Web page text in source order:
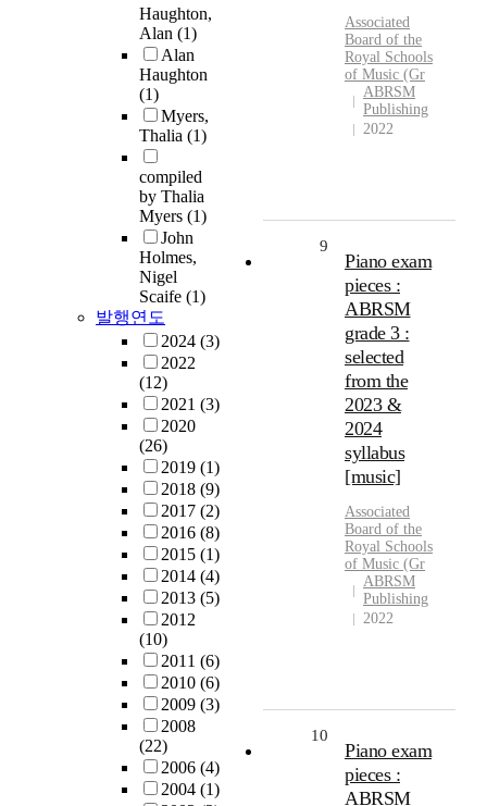
Haughton,
Alan (1)
Alan
Haughton
(1)
Myers,
Thalia (1)
compiled
by Thalia
Myers (1)
John
Holmes,
Nigel
Scaife (1)
발행연도
2024 (3)
2022
(12)
2021 (3)
2020
(26)
2019 (1)
2018 (9)
2017 (2)
2016 (8)
2015 (1)
2014 (4)
2013 (5)
2012
(10)
2011 (6)
2010 (6)
2009 (3)
2008
(22)
2006 (4)
2004 (1)
Associated
Board of the
Royal Schools
of Music (Gr
ABRSM
Publishing
2022
9
Piano exam
pieces :
ABRSM
grade 3 :
selected
from the
2023 &
2024
syllabus
[music]
Associated
Board of the
Royal Schools
of Music (Gr
ABRSM
Publishing
2022
10
Piano exam
pieces :
ABRSM